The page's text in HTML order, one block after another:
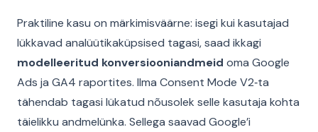
Praktiline kasu on märkimisväärne: isegi kui kasutajad
lükkavad analüütikaküpsised tagasi, saad ikkagi
modelleeritud konversiooniandmeid oma Google
Ads ja GA4 raportites. Ilma Consent Mode V2‑ta
tähendab tagasi lükatud nõusolek selle kasutaja kohta
täielikku andmelünka. Sellega saavad Google’i